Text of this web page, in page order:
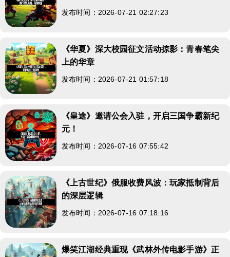
发布时间：2026-07-21 02:27:23
《华夏》深大校园征文活动掠影：青春笔尖
上的华章
发布时间：2026-07-21 01:57:18
《皇途》邀请公会入驻，开启三国争霸新纪
元！
发布时间：2026-07-16 07:55:42
《上古世纪》俄服收费风波：玩家抵制背后
的深层逻辑
发布时间：2026-07-16 07:18:16
爆笑江湖经典重现《武林外传电影手游》正